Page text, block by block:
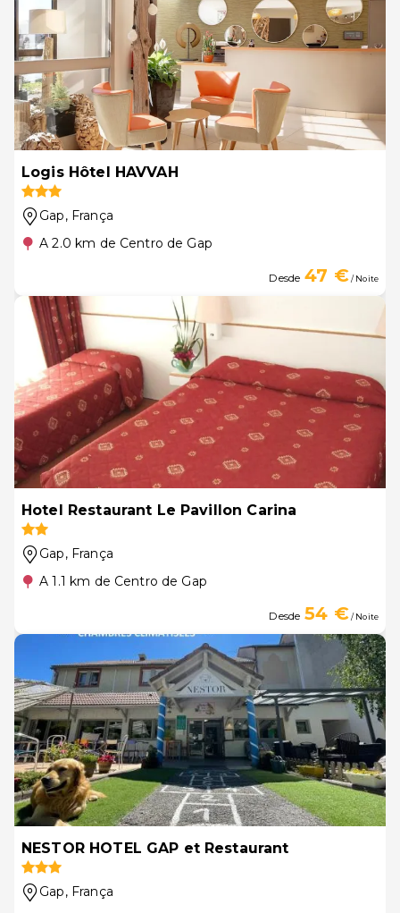
Logis Hôtel HAVVAH
Gap, França
A 2.0 km de Centro de Gap
Desde 47 €/ Noite
Hotel Restaurant Le Pavillon Carina
Gap, França
A 1.1 km de Centro de Gap
Desde 54 €/ Noite
NESTOR HOTEL GAP et Restaurant
Gap, França